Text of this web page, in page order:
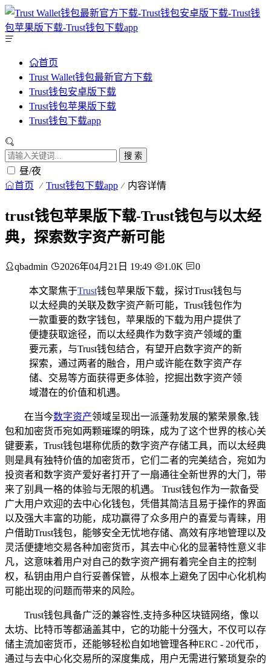
首页
Trust Wallet钱包最新官方下载
Trust钱包安卓版下载
Trust钱包苹果版下载
Trust钱包下载app
搜 索
昼/夜
首页 Trust钱包下载app 内容详情
trust钱包苹果版下载-Trust钱包与以太经
典，探索数字资产新可能
qbadmin 2026年04月21日 19:49 1.0K 0
本文聚焦于Trust钱包苹果版下载，探讨Trust钱包与
以太经典的关联及数字资产新可能，Trust钱包作为
一款重要的数字钱包，苹果版的下载为用户提供了
便捷获取途径，而以太经典作为数字资产领域的重
要元素，与Trust钱包结合，有望开启数字资产的新
探索，通过两者的融合，用户或许能在数字资产存
储、交易等方面获得更多体验，挖掘出数字资产领
域潜在的价值和机遇。
在当今数字资产领域呈现出一派蓬勃发展的繁荣景象,钱
包和加密货币宛如两颗璀璨的明珠，成为了这个世界的核心关
键要素，Trust钱包堪称优质的数字资产存储工具，而以太经典
则是具有独特价值的加密货币，它们二者的完美结合，宛如为
投资者和数字资产爱好者打开了一扇通往全新世界的大门，带
来了别具一格的体验与无限的机遇。 Trust钱包作为一款备受
广大用户欢迎的去中心化钱包，凭借其简洁且易于操作的界面
以及强大丰富的功能，成功赢得了众多用户的喜爱与青睐，用
户借助Trust钱包，能够安全无忧地存储、高效有序地管理以及
灵活便捷地交易各种加密货币，其去中心化的显著特性意义非
凡，这意味着用户对自己的数字资产拥有着完全自主的控制
权，私钥由用户自行妥善保管，从根本上避免了因中心化机构
可能出现的问题而带来的风险。
Trust钱包具备广泛的兼容性,支持多种区块链网络，像以
太坊、比特币等都涵盖其中，它的功能十分强大，不仅可以存
储主流加密货币，还能够轻松自如地管理各种ERC - 20代币，
通过与去中心化交易所的深度集成，用户无需进行繁琐复杂的